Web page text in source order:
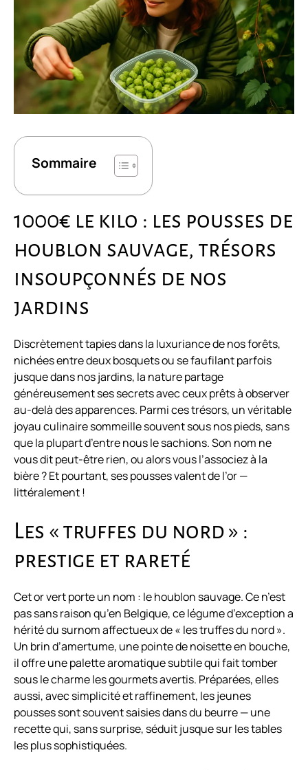
Sommaire
1000€ le kilo : les pousses de
houblon sauvage, trésors
insoupçonnés de nos
jardins
Discrètement tapies dans la luxuriance de nos forêts,
nichées entre deux bosquets ou se faufilant parfois
jusque dans nos jardins, la nature partage
généreusement ses secrets avec ceux prêts à observer
au-delà des apparences. Parmi ces trésors, un véritable
joyau culinaire sommeille souvent sous nos pieds, sans
que la plupart d’entre nous le sachions. Son nom ne
vous dit peut-être rien, ou alors vous l’associez à la
bière ? Et pourtant, ses pousses valent de l’or —
littéralement !
Les « truffes du nord » :
prestige et rareté
Cet or vert porte un nom : le houblon sauvage. Ce n’est
pas sans raison qu’en Belgique, ce légume d’exception a
hérité du surnom affectueux de « les truffes du nord ».
Un brin d’amertume, une pointe de noisette en bouche,
il offre une palette aromatique subtile qui fait tomber
sous le charme les gourmets avertis. Préparées, elles
aussi, avec simplicité et raffinement, les jeunes
pousses sont souvent saisies dans du beurre — une
recette qui, sans surprise, séduit jusque sur les tables
les plus sophistiquées.